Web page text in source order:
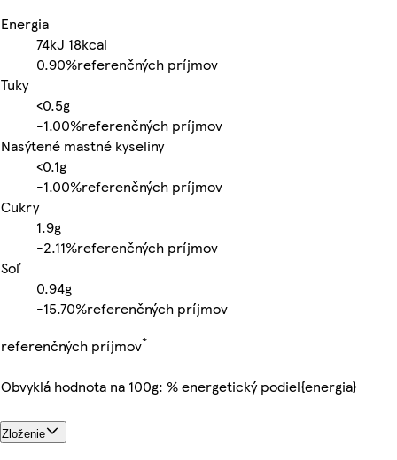
Energia
74kJ 18kcal
0.90%referenčných príjmov
Tuky
<0.5g
-1.00%referenčných príjmov
Nasýtené mastné kyseliny
<0.1g
-1.00%referenčných príjmov
Cukry
1.9g
-2.11%referenčných príjmov
Soľ
0.94g
-15.70%referenčných príjmov
referenčných príjmov*
Obvyklá hodnota na 100g: % energetický podiel{energia}
Zloženie